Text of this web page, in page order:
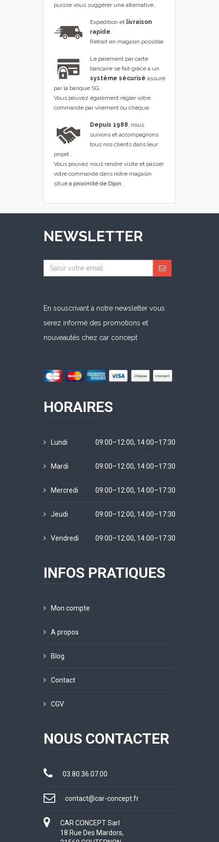
puisse vous suggérer une alternative.
Expédition et livraison
rapide
Retrait en magasin possible.
Le paiement par carte
bancaire se fait grâce à un
système sécurisé assuré
par la banque SG.
Vous pouvez également régler votre
commande par virement ou chèque.
Depuis 1988 , nous
suivons et accompagnons
tous nos clients dans leur
projet .
Vous pouvez nous rendre visite et passer
votre commande dans notre magasin
situé à proximité de Dijon
NEWSLETTER
En souscrivant à notre newsletter vous
serez informé des promotions et
nouveautés chez car concept
HORAIRES
Lundi 09:00–12:00, 14:00–17:30
Mardi 09:00–12:00, 14:00–17:30
Mercredi 09:00–12:00, 14:00–17:30
Jeudi 09:00–12:00, 14:00–17:30
Vendredi 09:00–12:00, 14:00–17:30
INFOS PRATIQUES
Mon compte
A propos
Blog
Contact
CGV
NOUS CONTACTER
03.80.36.07.00
contact@car-concept.fr
CAR CONCEPT Sarl
18 Rue Des Mardors,